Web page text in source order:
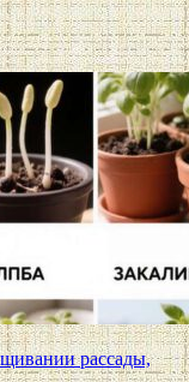
рассады,